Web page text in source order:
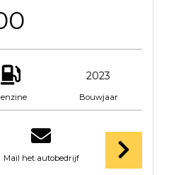
2023
Bouwjaar
Mail het autobedrijf